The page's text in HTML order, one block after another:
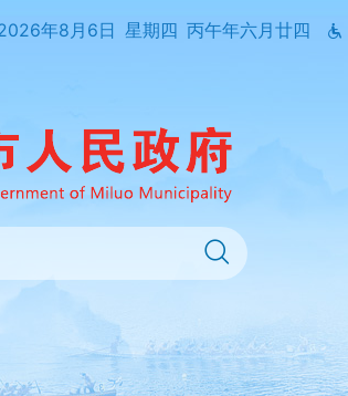
年8月6日 星期四 丙午年六月廿四